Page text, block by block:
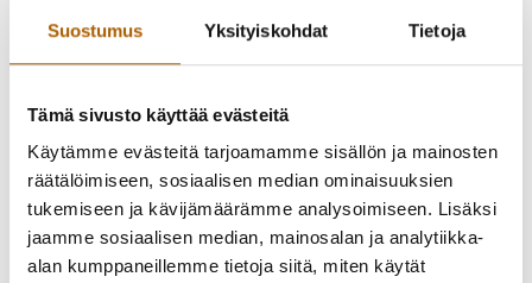
Suostumus Yksityiskohdat Tietoja
Tämä sivusto käyttää evästeitä
Käytämme evästeitä tarjoamamme sisällön ja mainosten
räätälöimiseen, sosiaalisen median ominaisuuksien
tukemiseen ja kävijämäärämme analysoimiseen. Lisäksi
jaamme sosiaalisen median, mainosalan ja analytiikka-
alan kumppaneillemme tietoja siitä, miten käytät